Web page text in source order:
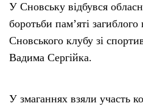
У Сновську відбувся
боротьби пам’яті
Сновського клубу зі
Вадима Сергійка.
У змаганнях взяли участь